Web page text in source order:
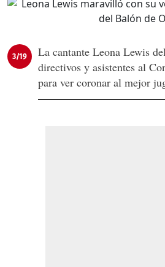
3/19
La cantante Leona Lewis
directivos y asistentes al
para ver coronar al mejor